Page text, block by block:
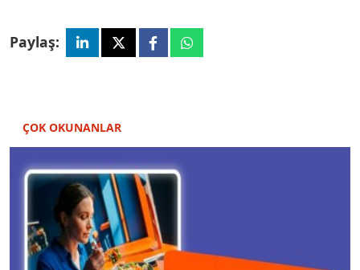
Paylaş:
ÇOK OKUNANLAR